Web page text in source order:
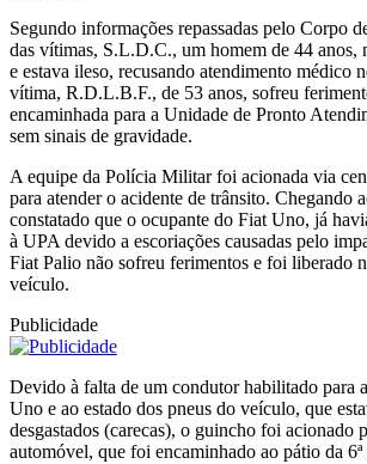
Segundo informações repassadas pelo Corpo
das vítimas, S.L.D.C., um homem de 44 anos,
e estava ileso, recusando atendimento médico
vítima, R.D.L.B.F., de 53 anos, sofreu
encaminhada para a Unidade de Pronto
sem sinais de gravidade.
A equipe da Polícia Militar foi acionada via
para atender o acidente de trânsito. Chegando
constatado que o ocupante do Fiat Uno, já
à UPA devido a escoriações causadas pelo
Fiat Palio não sofreu ferimentos e foi liberado
veículo.
Publicidade
Devido à falta de um condutor habilitado para
Uno e ao estado dos pneus do veículo, que
desgastados (carecas), o guincho foi acionado
automóvel, que foi encaminhado ao pátio da